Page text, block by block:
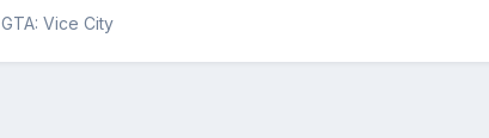
GTA: Vice City